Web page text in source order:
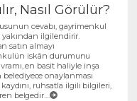
Nasıl Görülür?
cevabı, gayrimenkul
ilgilendirir.
satın almayı
iskân durumunu
en basit haliyle inşa
onaylanması
ruhsatla ilgili bilgileri,
belgedir....